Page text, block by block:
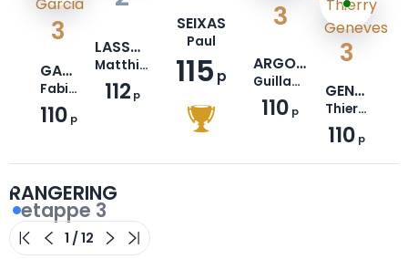
SEIXAS
Paul
115 p
LASSALLE
Matthieu
112 p
3
ARGOUARCH
Guillaume
110 p
3
GARCIA
Fabien
110 p
3
GENEVES
Thierry
110 p
RANGERING
etappe 3